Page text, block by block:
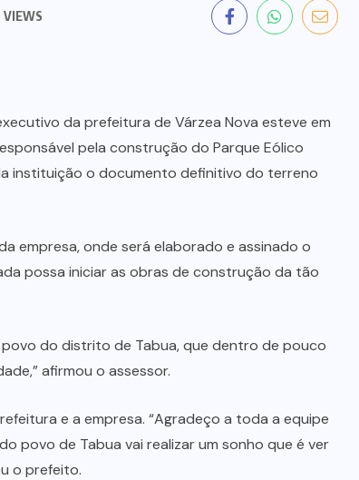
da prefeitura de Várzea Nova esteve em
pela construção do Parque Eólico
instituição o documento definitivo do terreno
empresa, onde será elaborado e assinado o
possa iniciar as obras de construção da tão
do distrito de Tabua, que dentro de pouco
afirmou o assessor.
e a empresa. “Agradeço a toda a equipe
povo de Tabua vai realizar um sonho que é ver
o prefeito.